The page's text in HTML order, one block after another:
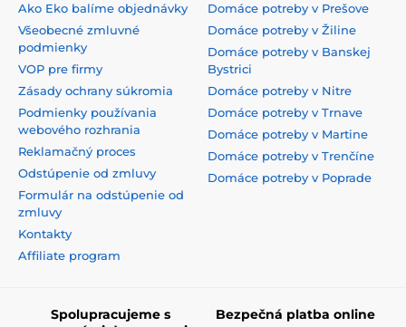
Ako Eko balíme objednávky
Všeobecné zmluvné
podmienky
VOP pre firmy
Zásady ochrany súkromia
Podmienky používania
webového rozhrania
Reklamačný proces
Odstúpenie od zmluvy
Formulár na odstúpenie od
zmluvy
Kontakty
Affiliate program
Domáce potreby v Prešove
Domáce potreby v Žiline
Domáce potreby v Banskej
Bystrici
Domáce potreby v Nitre
Domáce potreby v Trnave
Domáce potreby v Martine
Domáce potreby v Trenčíne
Domáce potreby v Poprade
Spolupracujeme s
Bezpečná platba online